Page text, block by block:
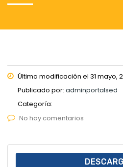
Última modificación el 31 mayo,
Publicado por: adminportalsed
Categoría:
No hay comentarios